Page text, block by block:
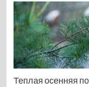
Теплая осенняя